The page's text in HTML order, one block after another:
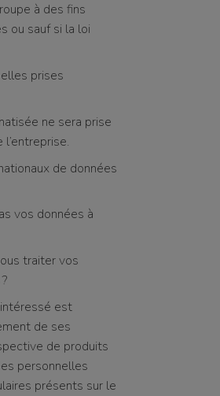
à des fins
ou sauf si la loi
prises
ne sera prise
de données
vos données à
traiter vos
est
de ses
de produits
personnelles
présents sur le